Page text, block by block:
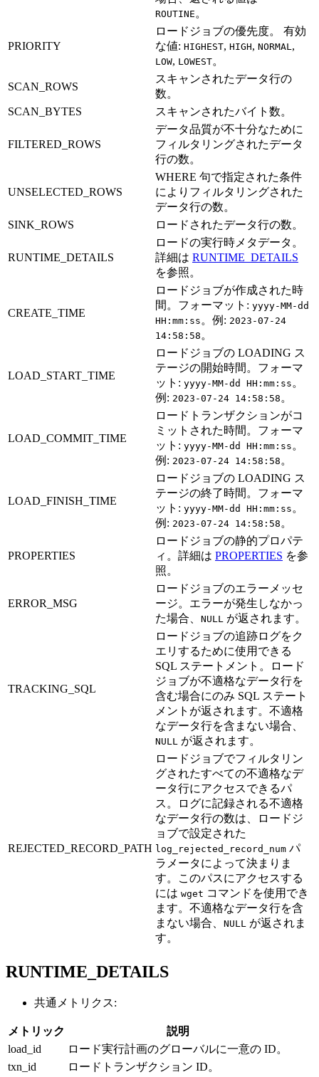
ROUTINE 。
PRIORITY
ロードジョブの優先度。 有効
な値: HIGHEST, HIGH, NORMAL ,
LOW, LOWEST。
SCAN_ROWS
スキャンされたデータ行の
数。
SCAN_BYTES
スキャンされたバイト数。
FILTERED_ROWS
データ品質が不十分なために
フィルタリングされたデータ
行の数。
UNSELECTED_ROWS
WHERE 句で指定された条件
によりフィルタリングされた
データ行の数。
SINK_ROWS
ロードされたデータ行の数。
RUNTIME_DETAILS
ロードの実行時メタデータ。
詳細は RUNTIME_DETAILS
を参照。
CREATE_TIME
ロードジョブが作成された時
間。フォーマット: yyyy-MM-dd
HH:mm:ss 。例: 2023-07-24
14:58:58 。
LOAD_START_TIME
ロードジョブの LOADING ス
テージの開始時間。フォーマ
ット: yyyy-MM-dd HH:mm:ss 。
例: 2023-07-24 14:58:58 。
LOAD_COMMIT_TIME
ロードトランザクションがコ
ミットされた時間。フォーマ
ット: yyyy-MM-dd HH:mm:ss 。
例: 2023-07-24 14:58:58 。
LOAD_FINISH_TIME
ロードジョブの LOADING ス
テージの終了時間。フォーマ
ット: yyyy-MM-dd HH:mm:ss 。
例: 2023-07-24 14:58:58 。
PROPERTIES
ロードジョブの静的プロパテ
ィ。詳細は PROPERTIES を参
照。
ERROR_MSG
ロードジョブのエラーメッセ
ージ。エラーが発生しなかっ
た場合、 NULL が返されます。
TRACKING_SQL
ロードジョブの追跡ログをク
エリするために使用できる
SQL ステートメント。ロード
ジョブが不適格なデータ行を
含む場合にのみ SQL ステート
メントが返されます。不適格
なデータ行を含まない場合、
NULL が返されます。
REJECTED_RECORD_PATH
ロードジョブでフィルタリン
グされたすべての不適格なデ
ータ行にアクセスできるパ
ス。ログに記録される不適格
なデータ行の数は、ロードジ
ョブで設定された
log_rejected_record_num パ
ラメータによって決まりま
す。このパスにアクセスする
には wget コマンドを使用でき
ます。不適格なデータ行を含
まない場合、 NULL
が返されま
す。
RUNTIME_DETAILS
共通メトリクス:
メトリック
説明
load_id
ロード実行計画のグローバルに一意の ID。
txn_id
ロードトランザクション ID。